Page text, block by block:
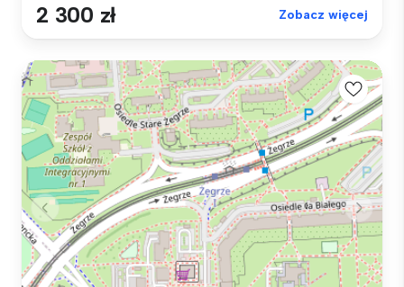
2 300 zł Zobacz więcej